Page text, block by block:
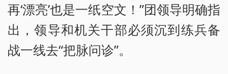
再‘漂亮’也是一纸空文！”团领导明确指
出，领导和机关干部必须沉到练兵备
战一线去“把脉问诊”。